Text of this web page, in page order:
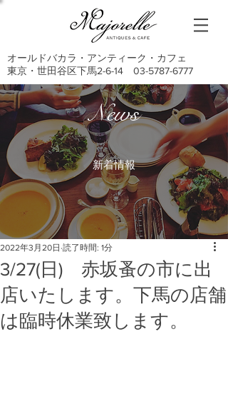
オールドバカラ・アンティーク・カフェ
東京・世田谷区下馬2-6-14 03-5787-6777
News
新着情報
3/27(日) 赤坂蚤の市に出
店いたします。下馬の店舗
は臨時休業致します。
2022年3月20日 読了時間: 1分